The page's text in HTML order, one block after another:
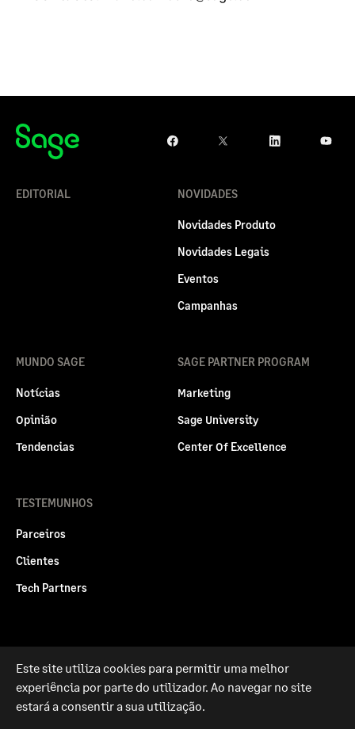
EDITORIAL NOVIDADES
Novidades Produto
Novidades Legais
Eventos
Campanhas
MUNDO SAGE
Notícias
Opinião
Tendencias
SAGE PARTNER PROGRAM
Marketing
Sage University
Center Of Excellence
TESTEMUNHOS
Parceiros
Clientes
Tech Partners
Politica legal Privacidade e Cookies
RGPD
Este site utiliza cookies para permitir uma melhor
experiência por parte do utilizador. Ao navegar no site
estará a consentir a sua utilização.